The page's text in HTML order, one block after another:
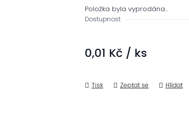
z 5
hvězdiček.
Položka byla vyprodána…
Dostupnost
0,01 Kč / ks
Tisk Zeptat se Hlídat